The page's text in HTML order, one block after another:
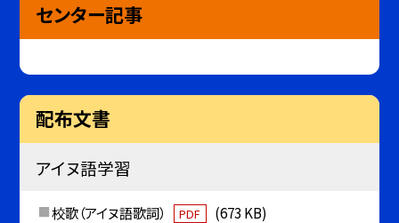
センター記事
配布文書
アイヌ語学習
校歌（アイヌ語歌詞） PDF
(673 KB)